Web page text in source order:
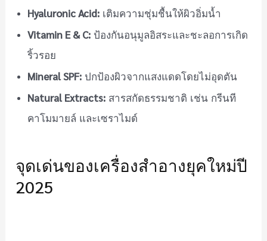
Hyaluronic Acid: เติมความชุ่มชื้นให้ผิวอิ่มน้ำ
Vitamin E & C: ป้องกันอนุมูลอิสระและชะลอการเกิด
ริ้วรอย
Mineral SPF: ปกป้องผิวจากแสงแดดโดยไม่อุดตัน
Natural Extracts: สารสกัดธรรมชาติ เช่น กรีนที
คาโมมายล์ และเซราไมด์
จุดเด่นของเครื่องสำอางยุคใหม่ปี
2025